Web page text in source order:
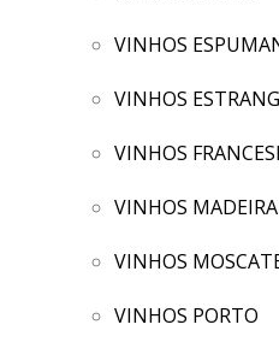
VINHOS
VINHOS
VINHOS
VINHOS MADEIRA
VINHOS
VINHOS PORTO